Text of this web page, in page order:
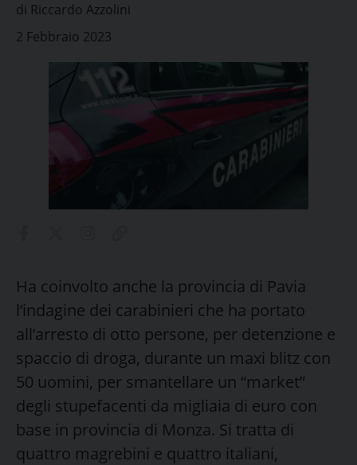
di Riccardo Azzolini
2 Febbraio 2023
Ha coinvolto anche la provincia di Pavia
l’indagine dei carabinieri che ha portato
all’arresto di otto persone, per detenzione e
spaccio di droga, durante un maxi blitz con
50 uomini, per smantellare un “market”
degli stupefacenti da migliaia di euro con
base in provincia di Monza. Si tratta di
quattro magrebini e quattro italiani,